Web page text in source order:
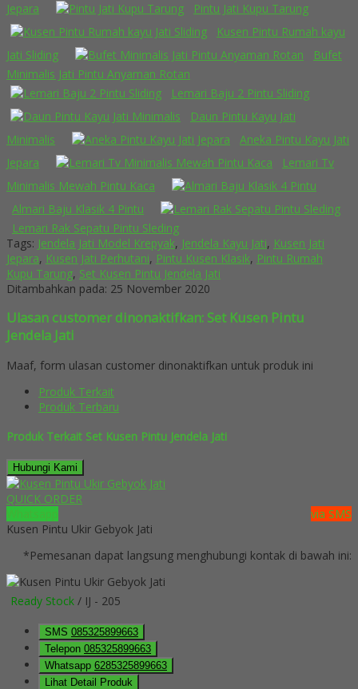
Jepara
Pintu Jati Kupu Tarung
Kusen Pintu Rumah kayu
Jati Sliding
Bufet
Minimalis Jati Pintu Anyaman Rotan
Lemari Baju 2 Pintu Sliding
Daun Pintu Kayu Jati
Minimalis
Aneka Pintu Kayu Jati
Jepara
Lemari Tv
Minimalis Mewah Pintu Kaca
Almari Baju Klasik 4 Pintu
Lemari Rak Sepatu Pintu Sleding
Tags: Jendela Jati Model Krepyak, Jendela Kayu Jati, Kusen Jati
Jepara, Kusen Jati Perhutani, Pintu Kusen Klasik, Pintu Rumah
Kupu Tarung, Set Kusen Pintu Jendela Jati
Ditambahkan pada: 25 November 2020
Ulasan customer dinonaktifkan: Set Kusen Pintu
Jendela Jati
Maaf, form ulasan customer dinonaktifkan untuk produk ini
Produk Terkait
Produk Terbaru
Produk Terkait Set Kusen Pintu Jendela Jati
Hubungi Kami
QUICK ORDER
via SMS
Kusen Pintu Ukir Gebyok Jati
*Pemesanan dapat langsung menghubungi kontak di bawah ini:
Ready Stock / IJ - 205
SMS 085325899663
Telepon 085325899663
Whatsapp 6285325899663
Lihat Detail Produk